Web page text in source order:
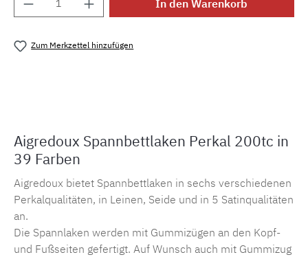
In den Warenkorb
Zum Merkzettel hinzufügen
Aigredoux Spannbettlaken Perkal 200tc in
39 Farben
Aigredoux bietet Spannbettlaken in sechs verschiedenen
Perkalqualitäten, in Leinen, Seide und in 5 Satinqualitäten
an.
Die Spannlaken werden mit Gummizügen an den Kopf-
und Fußseiten gefertigt. Auf Wunsch auch mit Gummizug